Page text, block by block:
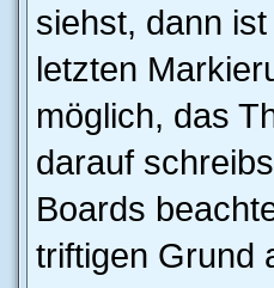
siehst, dann
letzten
möglich, das
darauf
Boards
triftigen Grund